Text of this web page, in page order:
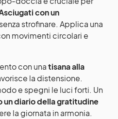
con un
strofinare. Applica una
movimenti circolari e
con unatisana alla
la distensione.
e spegni le luci forti. Un
un diario della gratitudine
la giornata in armonia.